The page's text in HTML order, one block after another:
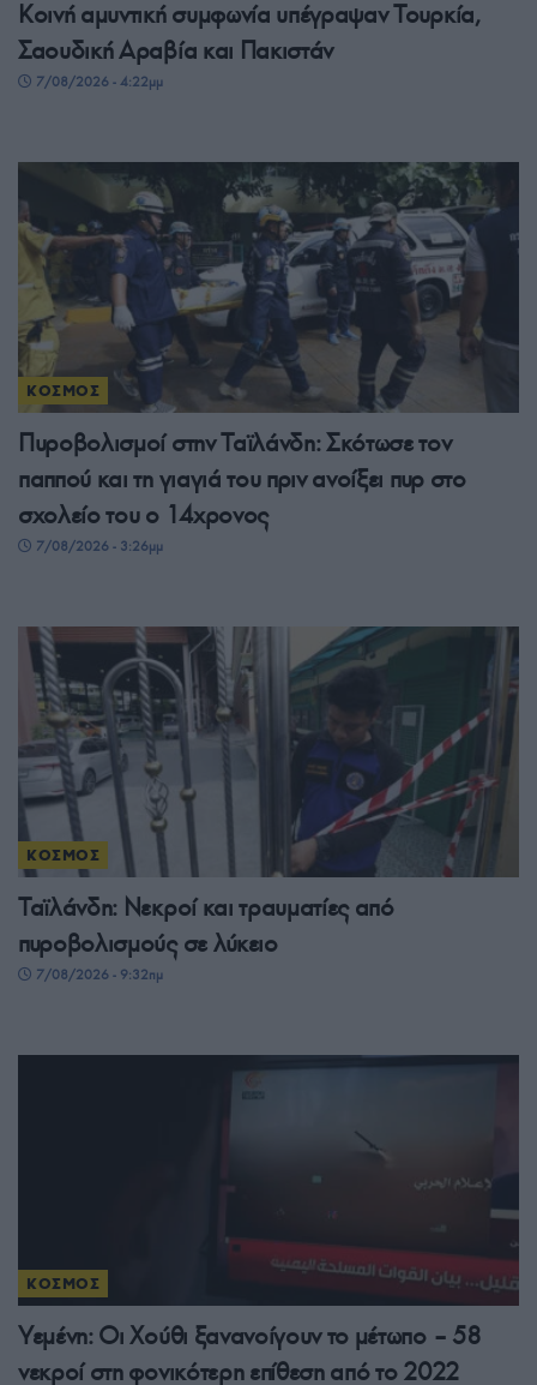
Κοινή αμυντική συμφωνία υπέγραψαν Τουρκία,
Σαουδική Αραβία και Πακιστάν
7/08/2026 - 4:22μμ
ΚΟΣΜΟΣ
Πυροβολισμοί στην Ταϊλάνδη: Σκότωσε τον
παππού και τη γιαγιά του πριν ανοίξει πυρ στο
σχολείο του ο 14χρονος
7/08/2026 - 3:26μμ
ΚΟΣΜΟΣ
Ταϊλάνδη: Νεκροί και τραυματίες από
πυροβολισμούς σε λύκειο
7/08/2026 - 9:32πμ
ΚΟΣΜΟΣ
Υεμένη: Οι Χούθι ξανανοίγουν το μέτωπο – 58
νεκροί στη φονικότερη επίθεση από το 2022